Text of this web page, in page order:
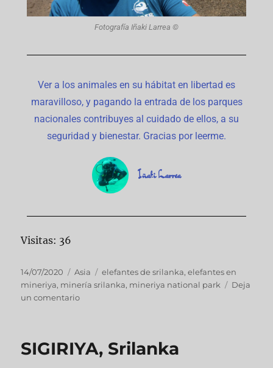
Fotografía Iñaki Larrea ©
Ver a los animales en su hábitat en libertad es
maravilloso, y pagando la entrada de los parques
nacionales contribuyes al cuidado de ellos, a su
seguridad y bienestar. Gracias por leerme.
Iñaki Larrea
Visitas: 36
14/07/2020 Asia elefantes de srilanka,elefantes en
mineriya, minería srilanka, mineriya national park
Deja
un comentario
SIGIRIYA, Srilanka